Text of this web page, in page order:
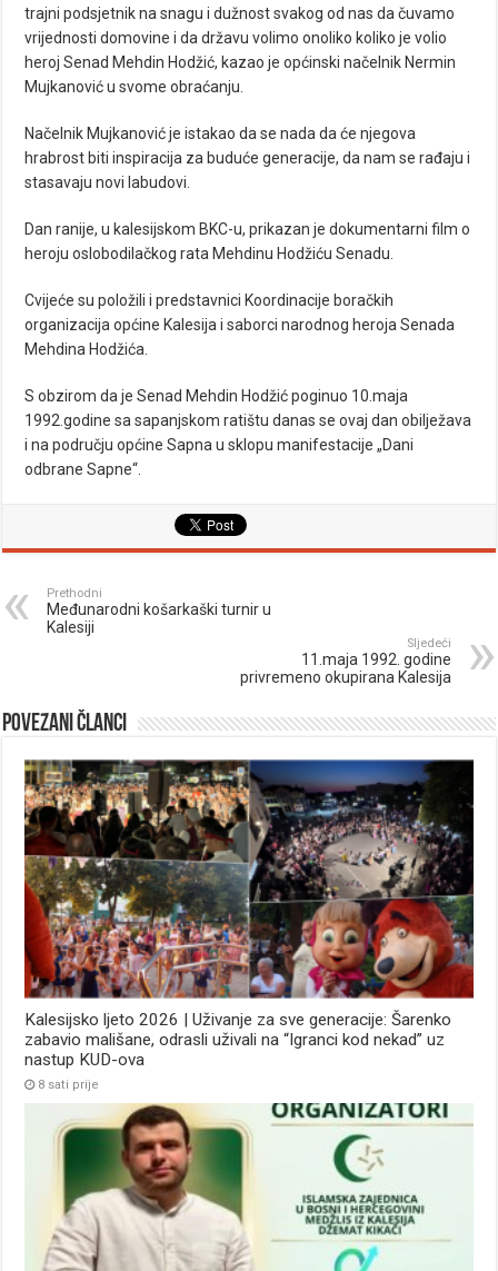
trajni podsjetnik na snagu i dužnost svakog od nas da čuvamo
vrijednosti domovine i da državu volimo onoliko koliko je volio
heroj Senad Mehdin Hodžić, kazao je općinski načelnik Nermin
Mujkanović u svome obraćanju.
Načelnik Mujkanović je istakao da se nada da će njegova
hrabrost biti inspiracija za buduće generacije, da nam se rađaju i
stasavaju novi labudovi.
Dan ranije, u kalesijskom BKC-u, prikazan je dokumentarni film o
heroju oslobodilačkog rata Mehdinu Hodžiću Senadu.
Cvijeće su položili i predstavnici Koordinacije boračkih
organizacija općine Kalesija i saborci narodnog heroja Senada
Mehdina Hodžića.
S obzirom da je Senad Mehdin Hodžić poginuo 10.maja
1992.godine sa sapanjskom ratištu danas se ovaj dan obilježava
i na području općine Sapna u sklopu manifestacije „Dani
odbrane Sapne“.
Prethodni
Međunarodni košarkaški turnir u
Kalesiji
Sljedeći
11.maja 1992. godine
privremeno okupirana Kalesija
Povezani članci
Kalesijsko ljeto 2026 | Uživanje za sve generacije: Šarenko
zabavio mališane, odrasli uživali na “Igranci kod nekad” uz
nastup KUD-ova
8 sati prije